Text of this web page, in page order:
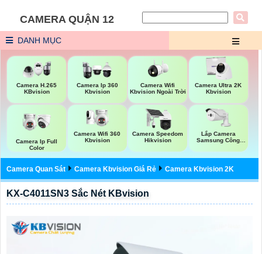
CAMERA QUẬN 12
DANH MỤC
Camera H.265
KBvision
Camera Ip 360
Kbvision
Camera Wifi
Kbvision Ngoài Trời
Camera Ultra 2K
Kbvision
Camera Ip Full
Color
Camera Wifi 360
Kbvision
Camera Speedom
Hikvision
Lắp Camera
Samsung Công
Camera Quan Sát Camera Kbvision Giá Rẻ Camera Kbvision 2K
KX-C4011SN3 Sắc Nét KBvision